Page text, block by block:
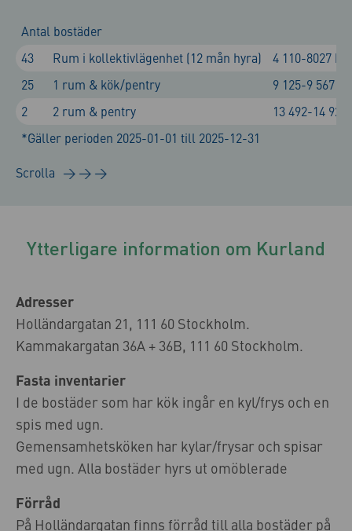
Antal bostäder
43
Rum i kollektivlägenhet (12 mån hyra)
4 110-8027
25
1 rum & kök/pentry
9 125-9 567
2
2 rum & pentry
13 492-14
*Gäller perioden 2025-01-01 till 2025-12-31
Ytterligare information om Kurland
Adresser
Holländargatan 21, 111 60 Stockholm.
Kammakargatan 36A + 36B, 111 60 Stockholm.
Fasta inventarier
I de bostäder som har kök ingår en kyl/frys och en
spis med ugn.
Gemensamhetsköken har kylar/frysar och spisar
med ugn. Alla bostäder hyrs ut omöblerade
Förråd
På Holländargatan finns förråd till alla bostäder på